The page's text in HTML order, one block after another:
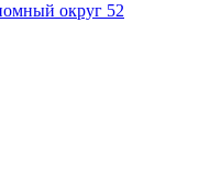
округ 52